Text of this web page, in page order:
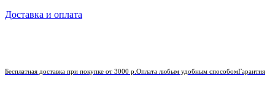
Доставка и оплата
Бесплатная доставка при покупке от 3000 р. Оплата любым удобным способомГарантия